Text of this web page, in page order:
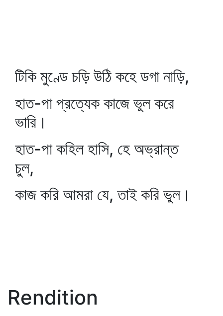
টিকি মুণ্ডে চড়ি উঠি কহে ডগা নাড়ি,
হাত-পা প্রত্যেক কাজে ভুল করে
ভারি।
হাত-পা কহিল হাসি, হে অভ্রান্ত
চুল,
কাজ করি আমরা যে, তাই করি ভুল।
Rendition